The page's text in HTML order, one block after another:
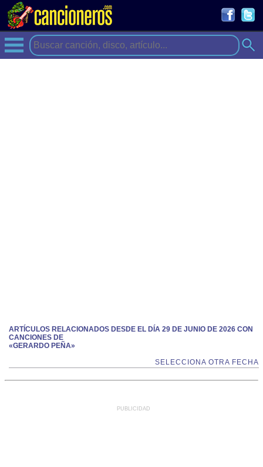
ARTÍCULOS RELACIONADOS DESDE EL DÍA 29 DE JUNIO DE 2026 CON
CANCIONES DE
«GERARDO PEÑA»
SELECCIONA OTRA FECHA
PUBLICIDAD